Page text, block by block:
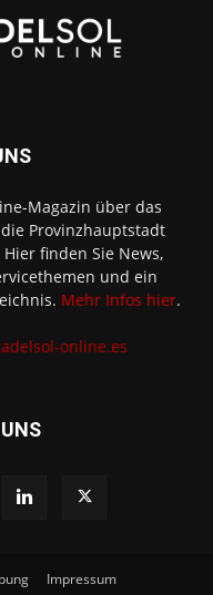
Magazin über das
Provinzhauptstadt
finden Sie News,
und ein
Mehr Infos hier.
online.es
Impressum